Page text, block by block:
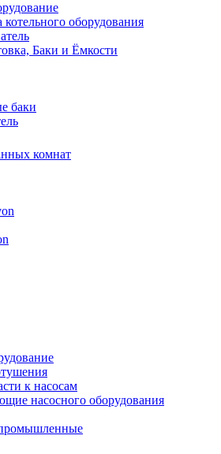
оборудования
Баки и Ёмкости
баки
комнат
к насосам
насосного оборудования